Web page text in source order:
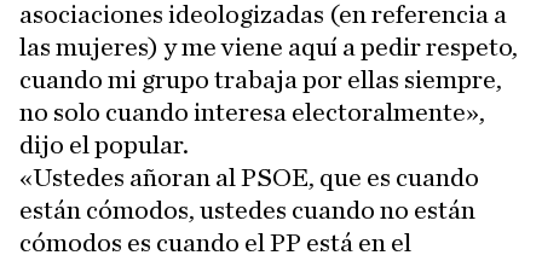
asociaciones ideologizadas (en referencia a
las mujeres) y me viene aquí a pedir respeto,
cuando mi grupo trabaja por ellas siempre,
no solo cuando interesa electoralmente»,
dijo el popular.
«Ustedes añoran al PSOE, que es cuando
están cómodos, ustedes cuando no están
cómodos es cuando el PP está en el